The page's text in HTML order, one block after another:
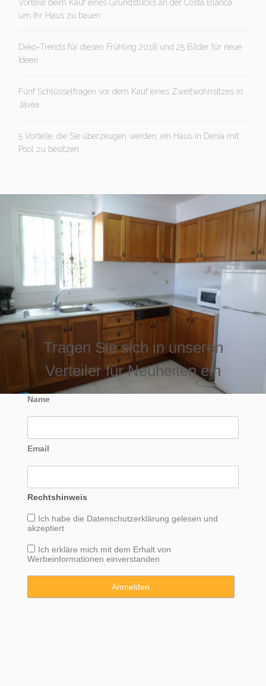
Vorteile beim Kauf eines Grundstücks an der Costa Blanca,
um Ihr Haus zu bauen
Deko-Trends für diesen Frühling 2018 und 25 Bilder für neue
Ideen
Fünf Schlüsselfragen vor dem Kauf eines Zweitwohnsitzes in
Jávea
5 Vorteile, die Sie überzeugen werden, ein Haus in Denia mit
Pool zu besitzen
Tragen Sie sich in unseren
Verteiler für Neuheiten ein
Name
Email
Rechtshinweis
Ich habe die Datenschutzerklärung gelesen und
akzeptiert
Ich erkläre mich mit dem Erhalt von
Werbeinformationen einverstanden